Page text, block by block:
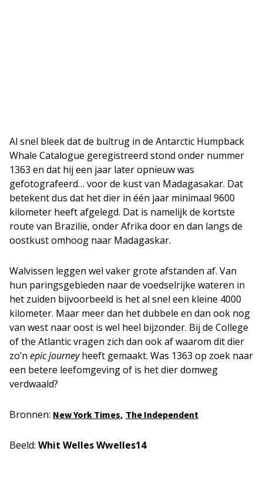
Al snel bleek dat de bultrug in de Antarctic Humpback
Whale Catalogue geregistreerd stond onder nummer
1363 en dat hij een jaar later opnieuw was
gefotografeerd… voor de kust van Madagasakar. Dat
betekent dus dat het dier in één jaar minimaal 9600
kilometer heeft afgelegd. Dat is namelijk de kortste
route van Brazilië, onder Afrika door en dan langs de
oostkust omhoog naar Madagaskar.
Walvissen leggen wel vaker grote afstanden af. Van
hun paringsgebieden naar de voedselrijke wateren in
het zuiden bijvoorbeeld is het al snel een kleine 4000
kilometer. Maar meer dan het dubbele en dan ook nog
van west naar oost is wel heel bijzonder. Bij de College
of the Atlantic vragen zich dan ook af waarom dit dier
zo’n epic journeyheeft gemaakt. Was 1363 op zoek naar
een betere leefomgeving of is het dier domweg
verdwaald?
Bronnen: New York Times, The Independent
Beeld: Whit Welles Wwelles14